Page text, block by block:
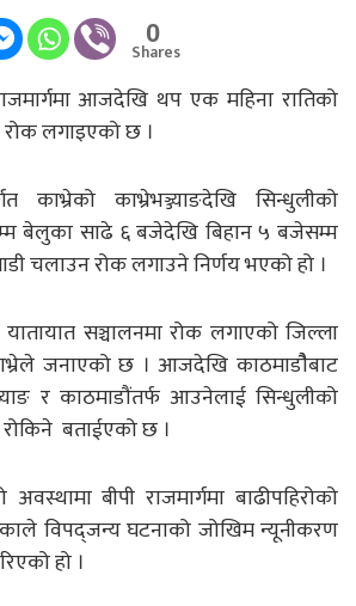
0
Shares
आजदेखि थप एक महिना रातिको
लगाइएको छ ।
काभ्रेको काभ्रेभञ्ज्याङदेखि सिन्धुलीको
बेलुका साढे ६ बजेदेखि बिहान ५ बजेसम्म
चलाउन रोक लगाउने निर्णय भएको हो ।
सञ्चालनमा रोक लगाएको जिल्ला
जनाएको छ । आजदेखि काठमाडौैबाट
र काठमाडौंतर्फ आउनेलाई सिन्धुलीको
बताईएको छ ।
बीपी राजमार्गमा बाढीपहिरोको
विपद्जन्य घटनाको जोखिम न्यूनीकरण
हो ।